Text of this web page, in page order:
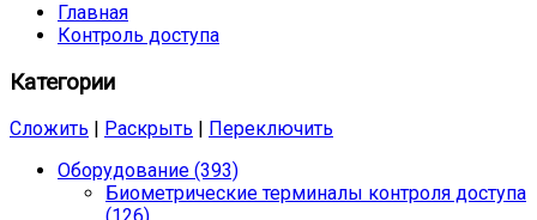
Главная
Контроль доступа
Категории
Сложить Раскрыть
Переключить
Оборудование (393)
Биометрические терминалы контроля доступа